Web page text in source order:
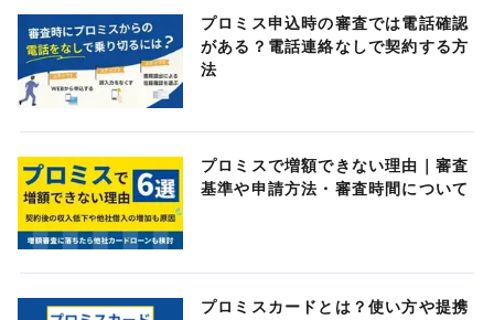
プロミス申込時の審査では電話確認
がある？電話連絡なしで契約する方
法
プロミスで増額できない理由｜審査
基準や申請方法・審査時間について
プロミスカードとは？使い方や提携